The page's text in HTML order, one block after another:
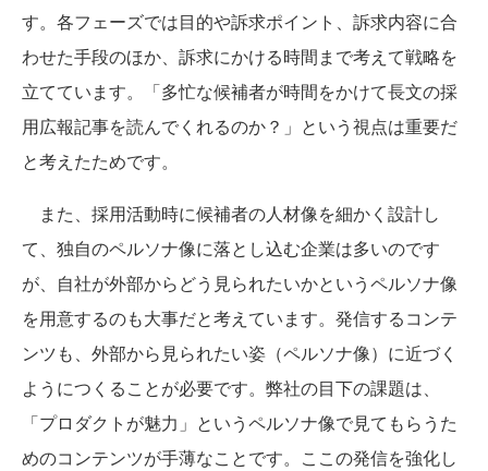
す。各フェーズでは目的や訴求ポイント、訴求内容に合
わせた手段のほか、訴求にかける時間まで考えて戦略を
立てています。「多忙な候補者が時間をかけて長文の採
用広報記事を読んでくれるのか？」という視点は重要だ
と考えたためです。
また、採用活動時に候補者の人材像を細かく設計し
て、独自のペルソナ像に落とし込む企業は多いのです
が、自社が外部からどう見られたいかというペルソナ像
を用意するのも大事だと考えています。発信するコンテ
ンツも、外部から見られたい姿（ペルソナ像）に近づく
ようにつくることが必要です。弊社の目下の課題は、
「プロダクトが魅力」というペルソナ像で見てもらうた
めのコンテンツが手薄なことです。ここの発信を強化し